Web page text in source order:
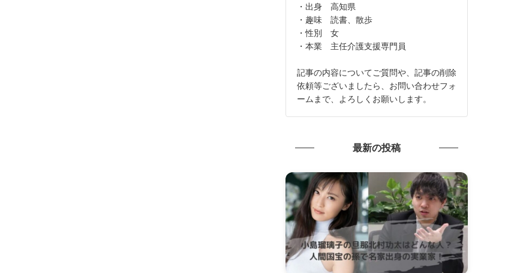
・出身 高知県
・趣味 読書、散歩
・性別 女
・本業 主任介護支援専門員
記事の内容についてご質問や、記事の削除
依頼等ございましたら、お問い合わせフォ
ームまで、よろしくお願いします。
最新の投稿